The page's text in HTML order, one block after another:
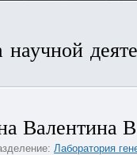
научной
Валентина
Лаборатория